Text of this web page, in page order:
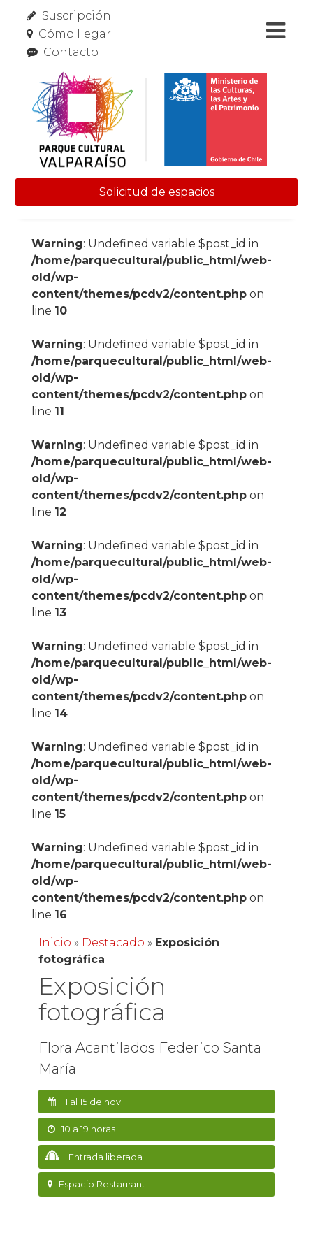
Suscripción
Cómo llegar
Contacto
Solicitud de espacios
Warning: Undefined variable $post_id in
/home/parquecultural/public_html/web-
old/wp-
content/themes/pcdv2/content.phpon
line 10
Warning: Undefined variable $post_id in
/home/parquecultural/public_html/web-
old/wp-
content/themes/pcdv2/content.phpon
line 11
Warning: Undefined variable $post_id in
/home/parquecultural/public_html/web-
old/wp-
content/themes/pcdv2/content.phpon
line 12
Warning: Undefined variable $post_id in
/home/parquecultural/public_html/web-
old/wp-
content/themes/pcdv2/content.phpon
line 13
Warning: Undefined variable $post_id in
/home/parquecultural/public_html/web-
old/wp-
content/themes/pcdv2/content.phpon
line 14
Warning: Undefined variable $post_id in
/home/parquecultural/public_html/web-
old/wp-
content/themes/pcdv2/content.phpon
line 15
Warning: Undefined variable $post_id in
/home/parquecultural/public_html/web-
old/wp-
content/themes/pcdv2/content.phpon
line 16
Inicio » Destacado » Exposición
fotográfica
Exposición
fotográfica
Flora Acantilados Federico Santa
María
11 al 15 de nov.
10 a 19 horas
Entrada liberada
Espacio Restaurant